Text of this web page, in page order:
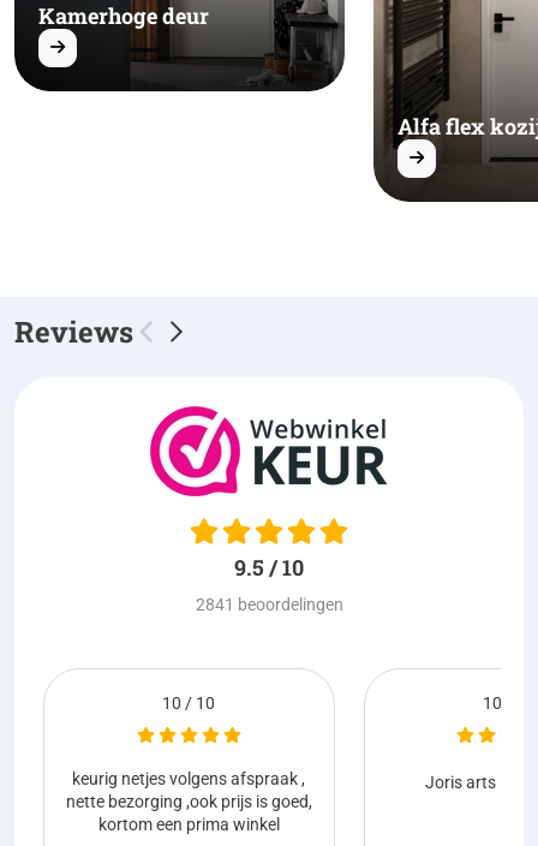
Kamerhoge deur
Alfa flex
Reviews
9.5 / 10
2841 beoordelingen
Joris arts| 01-08-2026 Netjes